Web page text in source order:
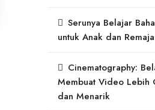
Serunya Belajar
untuk Anak dan Remaja
Cinematography:
Membuat Video Lebih
dan Menarik